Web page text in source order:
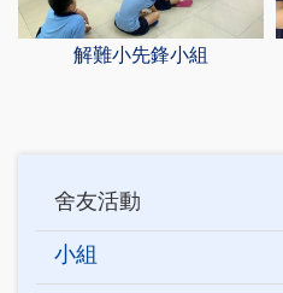
解難小先鋒小組
navigation
舍友活動
小組